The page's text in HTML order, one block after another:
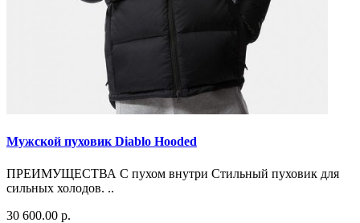
Мужской пуховик Diablo Hooded
ПРЕИМУЩЕСТВА С пухом внутри Стильный пуховик для
сильных холодов. ..
30 600.00 р.